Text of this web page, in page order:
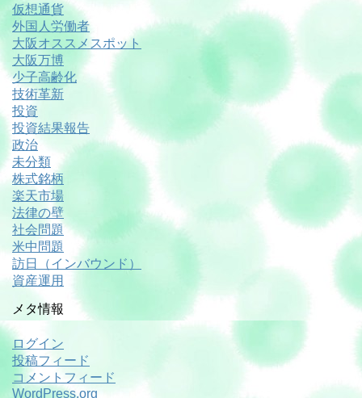
仮想通貨
外国人労働者
大阪オススメスポット
大阪万博
少子高齢化
技術革新
投資
投資結果報告
政治
未分類
株式銘柄
楽天市場
法律の壁
社会問題
米中問題
訪日（インバウンド）
資産運用
メタ情報
ログイン
投稿フィード
コメントフィード
WordPress.org